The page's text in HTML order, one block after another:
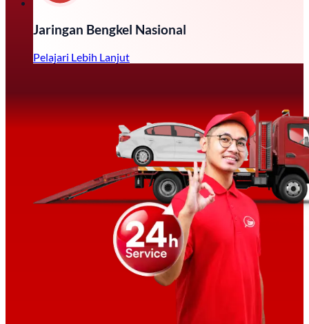
Jaringan Bengkel Nasional
Pelajari Lebih Lanjut